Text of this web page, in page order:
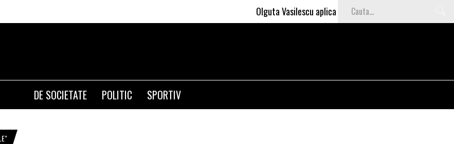
Olguta Vasilescu aplica invataturile lui Nea Marin: somajul
DE SOCIETATE POLITIC SPORTIV